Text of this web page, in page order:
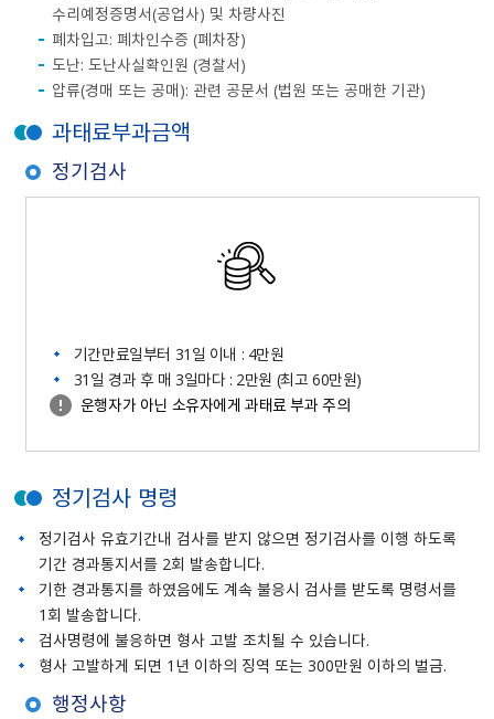
수리예정증명서(공업사) 및 차량사진
폐차입고: 폐차인수증 (폐차장)
도난: 도난사실확인원 (경찰서)
압류(경매 또는 공매): 관련 공문서 (법원 또는 공매한 기관)
과태료부과금액
정기검사
기간만료일부터 31일 이내 : 4만원
31일 경과 후 매 3일마다 : 2만원 (최고 60만원)
운행자가 아닌 소유자에게 과태료 부과 주의
정기검사 명령
정기검사 유효기간내 검사를 받지 않으면 정기검사를 이행 하도록
기간 경과통지서를 2회 발송합니다.
기한 경과통지를 하였음에도 계속 불응시 검사를 받도록 명령서를
1회 발송합니다.
검사명령에 불응하면 형사 고발 조치될 수 있습니다.
형사 고발하게 되면 1년 이하의 징역 또는 300만원 이하의 벌금.
행정사항